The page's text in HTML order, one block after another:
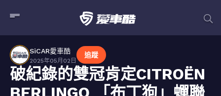
SiCAR愛車酷
2025年05月02日
追蹤
破紀錄的雙冠肯定CITROËN